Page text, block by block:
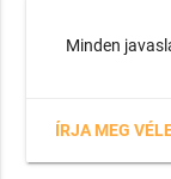
Minden
ÍRJA MEG